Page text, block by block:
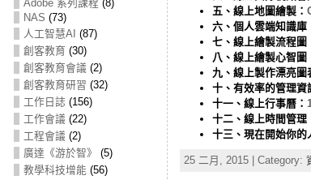
Adobe 系列課程 (8)
NAS (73)
人工智慧AI (87)
創客教育 (30)
創客教育會議 (2)
創客教育研習 (32)
工作日誌 (156)
工作會議 (22)
工程會議 (2)
廣達《游於智》
(5)
教學科技增能(56)
五、線上地圖繪製：
六、個人雲端知識庫
七、線上繪製流程圖
八、線上繪製心智圖
九、線上製作漂亮圖
十、有效率的管理資
十一、線上行事曆：
十二、線上時間管理
十三、現在開始你的
25 二月, 2015 | Category: